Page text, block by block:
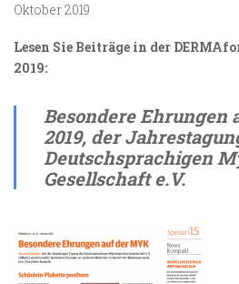
Oktober 2019
Lesen Sie Beiträge in der
2019:
Besondere Ehrungen
2019, der
Deutschsprachigen
Gesellschaft e.V.